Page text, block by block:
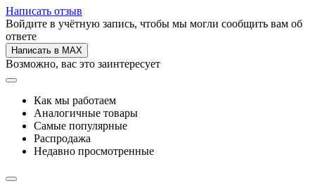
Написать отзыв
Войдите в учётную запись, чтобы мы могли сообщить вам об
ответе
Написать в MAX
Возможно, вас это заинтересует
Как мы работаем
Аналогичные товары
Самые популярные
Распродажа
Недавно просмотренные